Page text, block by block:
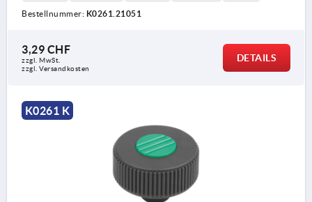
Bestellnummer: K0261.21051
3,29 CHF
zzgl. MwSt.
zzgl. Versandkosten
DETAILS
K0261 K